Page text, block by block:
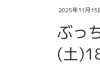
2025年11月15
ぶっ
(土